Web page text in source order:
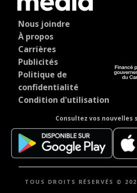
Nous joindre
À propos
Carrières
Publicités
Politique de
confidentialité
Condition d'utilisation
Consultez vos nouvelles
TOUS DROITS RÉSERVÉS ©